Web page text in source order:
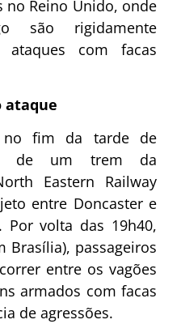
no Reino Unido, onde
são rigidamente
ataques com facas
ataque
no fim da tarde de
de um trem da
Eastern Railway
entre Doncaster e
Por volta das 19h40,
Brasília), passageiros
entre os vagões
armados com facas
de agressões.